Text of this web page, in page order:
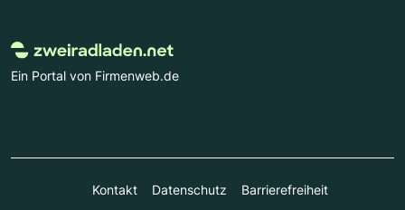
Ein Portal von Firmenweb.de
Kontakt Datenschutz
Barrierefreiheit